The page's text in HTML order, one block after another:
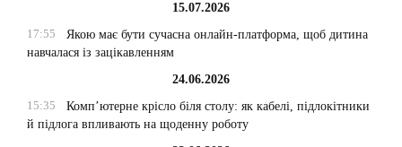
15.07.2026
17:55
Якою має бути сучасна онлайн-платформа, щоб дитина
навчалася із зацікавленням
24.06.2026
15:35
Комп’ютерне крісло біля столу: як кабелі, підлокітники
й підлога впливають на щоденну роботу